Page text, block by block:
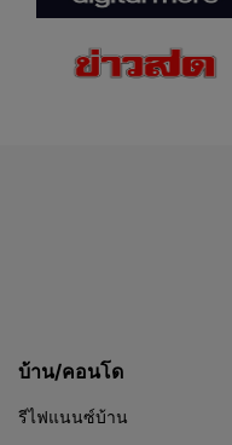
บ้าน/คอนโด
รีไฟแนนซ์บ้าน